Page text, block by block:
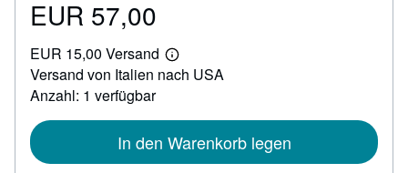
Preis
57,00
EUR 57,00
EUR 15,00 Versand
Weitere
Informationen
Versand von Italien nach USA
Anzahl: 1 verfügbar
In den Warenkorb legen